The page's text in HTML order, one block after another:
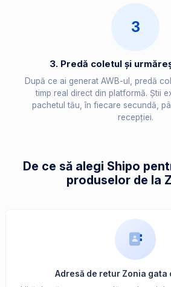
3
3. Predă coletul și
După ce ai generat AWB-ul, predă
timp real direct din platformă. Știi
pachetul tău, în fiecare secundă,
recepției.
De ce să alegi Shipo
produselor de la
Adresă de retur Zonia gata